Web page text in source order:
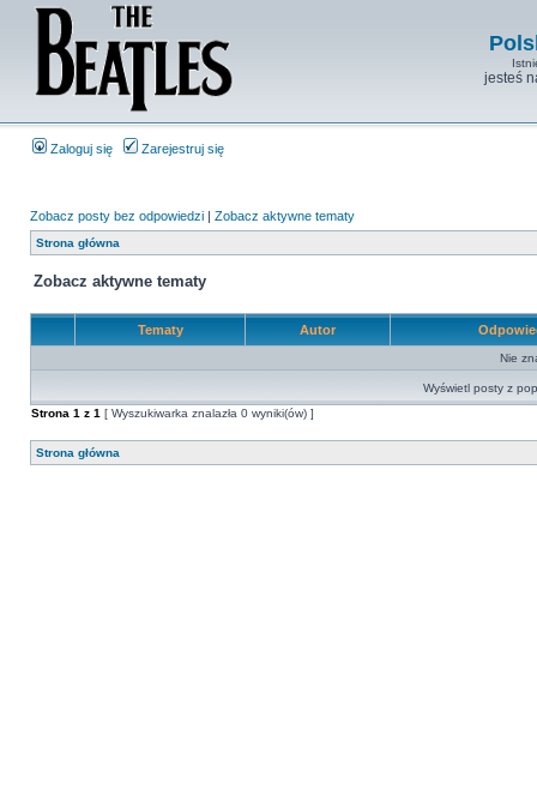
jesteś
Zaloguj się Zarejestruj się
Zobacz posty bez odpowiedzi | Zobacz aktywne tematy
Strona główna
Zobacz aktywne tematy
Tematy Autor
Nie
Wyświetl posty z
Strona 1 z 1 [ Wyszukiwarka znalazła 0 wyniki(ów) ]
Strona główna